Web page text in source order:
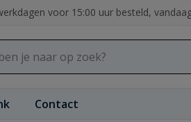
voor 15:00 uur besteld,
Contact